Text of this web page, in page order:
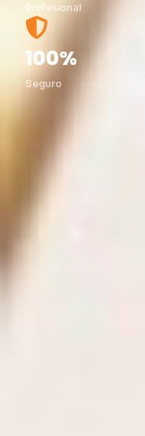
Profesional
100%
Seguro